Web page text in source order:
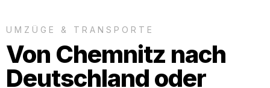
UMZÜGE & TRANSPORTE
Von Chemnitz nach
Deutschland oder